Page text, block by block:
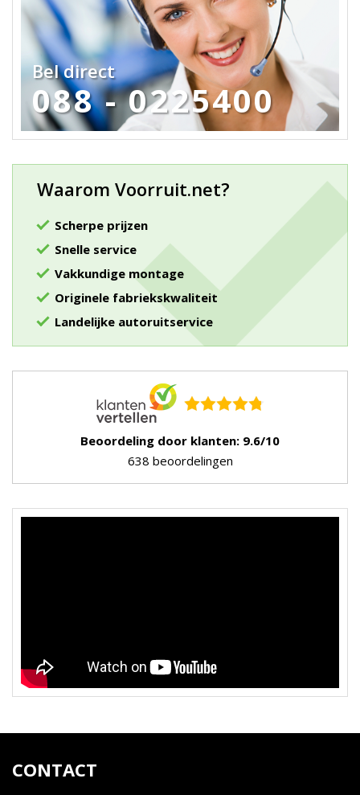
Bel direct
088 - 0225400
Waarom Voorruit.net?
Scherpe prijzen
Snelle service
Vakkundige montage
Originele fabriekskwaliteit
Landelijke autoruitservice
Beoordeling door klanten: 9.6/10
638 beoordelingen
CONTACT